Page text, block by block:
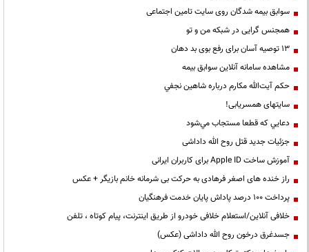
سوابق بیمه شدگان روی سایت تامین اجتماعی
همجنس گرایی در شبکه من و تو
13 توصیه آسان برای رفع بوی بد دهان
مشاهده سامانه آنلاين سوابق بیمه
حكم آيت‌الله مكارم درباره شاهين نجفي
سایتهای همسریابی!
دعايي كه قطعا مستجاب مي‌شود
جزئیات جدید قتل روح الله داداشی
آموزش ساخت Apple ID برای کاربران ایرانی
راز خنده های اصغر فرهادی به حرکت بی شرمانه خانم بازیگر + عکس
پرداخت ۱۰۰ درصد پاداش پایان خدمت فرهنگیان
خلافی آنلاین/استعلام خلافی خودرو از طریق اینترنت، پیام کوتاه ، تلفن
جسدغرق درخون روح الله داداشی (عکس)